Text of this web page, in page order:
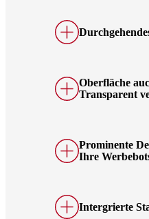
Oberfläche
Transparent
Prominente
Ihre
Intergrierte